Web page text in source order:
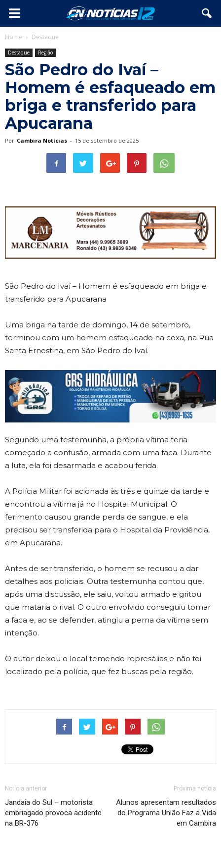
Home Destaque
Destaque Região
São Pedro do Ivaí –
Homem é esfaqueado em
briga e transferido para
Apucarana
Por Cambira Notícias - 15 de setembro de 2025
São Pedro do Ivaí – Homem é esfaqueado em briga e
transferido para Apucarana
Uma briga na tarde de domingo, 14 de setembro,
terminou com um homem esfaqueado na coxa, na Rua
Santa Ernestina, em São Pedro do Ivaí.
Segundo uma testemunha, a própria vítima teria
começado a confusão, armada com uma faca. Durante
a luta, ela foi desarmada e acabou ferida.
A Polícia Militar foi acionada às três e quinze da tarde e
encontrou a vítima já no Hospital Municipal. O
ferimento causou grande perda de sangue, e ela
precisou ser transferida para o Hospital da Providência,
em Apucarana.
Antes de ser transferido, o homem se recusou a dar
detalhes aos policiais. Outra testemunha contou que,
após uma discussão, ele saiu, voltou armado e gritou
que mataria o rival. O outro envolvido conseguiu tomar
a faca e, ao se defender, atingiu a perna da vítima sem
intenção.
O autor deixou o local temendo represálias e não foi
localizado pela polícia, que fez buscas pela região.
Notícia anterior
Jandaia do Sul – motorista
embriagado provoca acidente
na BR-376
Próxima notícia
Alunos apresentam resultados
do Programa União Faz a Vida
em Cambira